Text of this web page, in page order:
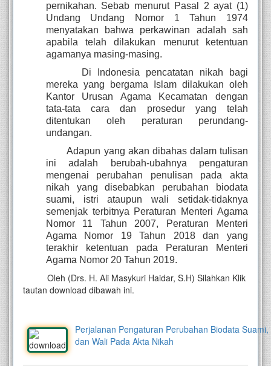
pernikahan. Sebab menurut Pasal 2 ayat (1)
Undang Undang Nomor 1 Tahun 1974
menyatakan bahwa perkawinan adalah sah
apabila telah dilakukan menurut ketentuan
agamanya masing-masing.
Di Indonesia pencatatan nikah bagi
mereka yang bergama Islam dilakukan oleh
Kantor Urusan Agama Kecamatan dengan
tata-tata cara dan prosedur yang telah
ditentukan oleh peraturan perundang-
undangan.
Adapun yang akan dibahas dalam tulisan
ini adalah berubah-ubahnya pengaturan
mengenai perubahan penulisan pada akta
nikah yang disebabkan perubahan biodata
suami, istri ataupun wali setidak-tidaknya
semenjak terbitnya Peraturan Menteri Agama
Nomor 11 Tahun 2007, Peraturan Menteri
Agama Nomor 19 Tahun 2018 dan yang
terakhir ketentuan pada Peraturan Menteri
Agama Nomor 20 Tahun 2019.
Oleh (Drs. H. Ali Masykuri Haidar, S.H) Silahkan Klik
tautan download dibawah ini.
Perjalanan Pengaturan Perubahan Biodata Suami,
dan Wali Pada Akta Nikah